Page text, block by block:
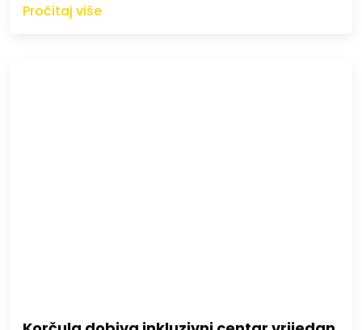
Pročitaj više